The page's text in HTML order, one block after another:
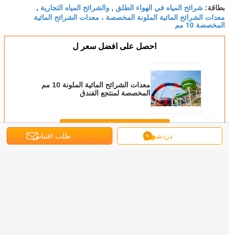
بطاقة: شرائح المياه في الهواء الطلق , والشرائح المياه التجارية ,
معدات الشرائح المائية الملونة المخصصة ، معدات الشرائح المائية
المخصصة 10 مم
احصل على افضل سعر ل
معدات الشرائح المائية الملونة 10 مم
المخصصة لمنتجع الفندق
استمر
دردشة طلب اقتباس